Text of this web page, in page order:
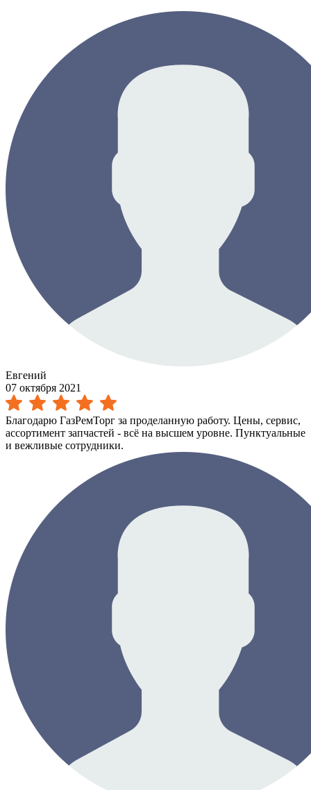
Евгений
07 октября 2021
Благодарю ГазРемТорг за проделанную работу. Цены, сервис,
ассортимент запчастей - всё на высшем уровне. Пунктуальные
и вежливые сотрудники.